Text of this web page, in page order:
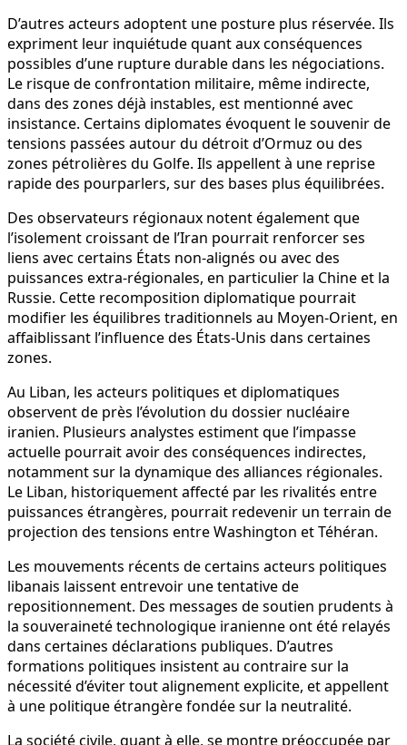
D’autres acteurs adoptent une posture plus réservée. Ils
expriment leur inquiétude quant aux conséquences
possibles d’une rupture durable dans les négociations.
Le risque de confrontation militaire, même indirecte,
dans des zones déjà instables, est mentionné avec
insistance. Certains diplomates évoquent le souvenir de
tensions passées autour du détroit d’Ormuz ou des
zones pétrolières du Golfe. Ils appellent à une reprise
rapide des pourparlers, sur des bases plus équilibrées.
Des observateurs régionaux notent également que
l’isolement croissant de l’Iran pourrait renforcer ses
liens avec certains États non-alignés ou avec des
puissances extra-régionales, en particulier la Chine et la
Russie. Cette recomposition diplomatique pourrait
modifier les équilibres traditionnels au Moyen-Orient, en
affaiblissant l’influence des États-Unis dans certaines
zones.
Au Liban, les acteurs politiques et diplomatiques
observent de près l’évolution du dossier nucléaire
iranien. Plusieurs analystes estiment que l’impasse
actuelle pourrait avoir des conséquences indirectes,
notamment sur la dynamique des alliances régionales.
Le Liban, historiquement affecté par les rivalités entre
puissances étrangères, pourrait redevenir un terrain de
projection des tensions entre Washington et Téhéran.
Les mouvements récents de certains acteurs politiques
libanais laissent entrevoir une tentative de
repositionnement. Des messages de soutien prudents à
la souveraineté technologique iranienne ont été relayés
dans certaines déclarations publiques. D’autres
formations politiques insistent au contraire sur la
nécessité d’éviter tout alignement explicite, et appellent
à une politique étrangère fondée sur la neutralité.
La société civile, quant à elle, se montre préoccupée par